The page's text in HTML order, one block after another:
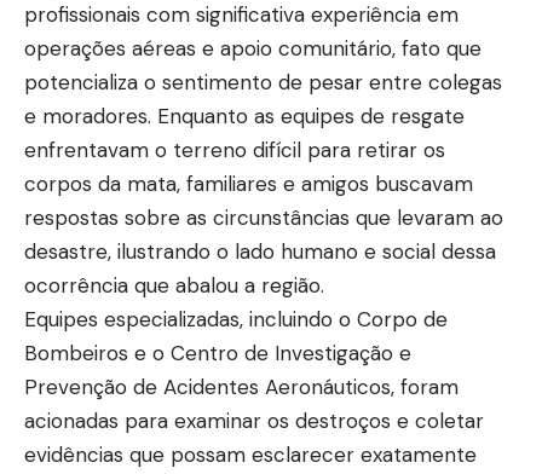
profissionais com significativa experiência em
operações aéreas e apoio comunitário, fato que
potencializa o sentimento de pesar entre colegas
e moradores. Enquanto as equipes de resgate
enfrentavam o terreno difícil para retirar os
corpos da mata, familiares e amigos buscavam
respostas sobre as circunstâncias que levaram ao
desastre, ilustrando o lado humano e social dessa
ocorrência que abalou a região.
Equipes especializadas, incluindo o Corpo de
Bombeiros e o Centro de Investigação e
Prevenção de Acidentes Aeronáuticos, foram
acionadas para examinar os destroços e coletar
evidências que possam esclarecer exatamente